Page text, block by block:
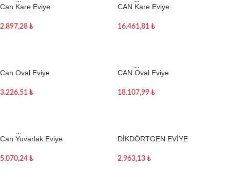
TÜKEN
DI
Can Kare Eviye
2.897,28 ₺
TÜKEN
DI
CAN Kare Eviye
16.461,81 ₺
Can Oval Eviye
3.226,51 ₺
TÜKEN
DI
CAN Oval Eviye
18.107,99 ₺
TÜKEN
DI
Can Yuvarlak Eviye
5.070,24 ₺
DİKDÖRTGEN EVİYE
2.963,13 ₺